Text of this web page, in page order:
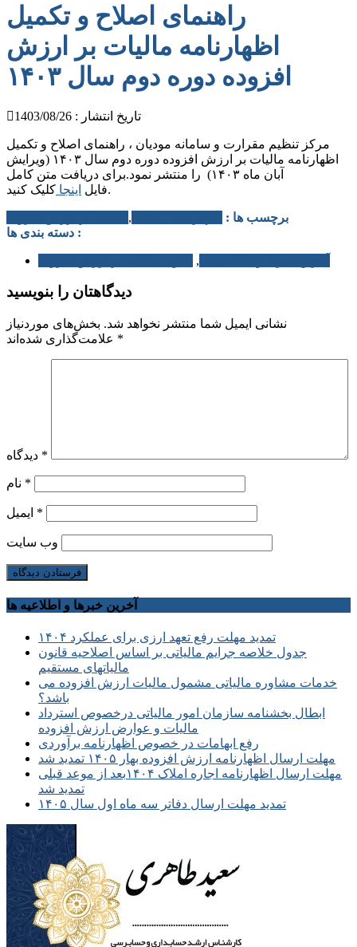
راهنمای اصلاح و تکمیل
اظهارنامه مالیات بر ارزش
افزوده دوره دوم سال ۱۴۰۳
تاریخ انتشار : 1403/08/26
مرکز تنظیم مقرارت و سامانه مودیان ، راهنمای اصلاح و تکمیل
اظهارنامه مالیات بر ارزش افزوده دوره دوم سال ۱۴۰۳ (ویرایش
آبان ماه ۱۴۰۳) را منتشر نمود.برای دریافت متن کامل
فایل اینجا کلیک کنید.
برچسب ها : ,
دسته بندی ها :
,
دیدگاهتان را بنویسید
نشانی ایمیل شما منتشر نخواهد شد. بخش‌های موردنیاز
*
*
*
*
وب‌ سایت
آخرین خبرها و اطلاعیه ها
تمدید مهلت رفع تعهد ارزی برای عملکرد ۱۴۰۴
جدول خلاصه جرایم مالیاتی بر اساس اصلاحیه قانون
مالیاتهای مستقیم
خدمات مشاوره مالیاتی مشمول مالیات ارزش افزوده می
باشد؟
ابطال بخشنامه سازمان امور مالیاتی درخصوص استرداد
مالیات و عوارض ارزش افزوده
رفع ابهامات در خصوص اظهارنامه برآوردی
مهلت ارسال اظهارنامه ارزش افزوده بهار ۱۴۰۵ تمدید شد
مهلت ارسال اظهارنامه اجاره املاک ۱۴۰۴بعد از موعد قبلی
تمدید شد
تمدید مهلت ارسال دفاتر سه ماه اول سال ۱۴۰۵